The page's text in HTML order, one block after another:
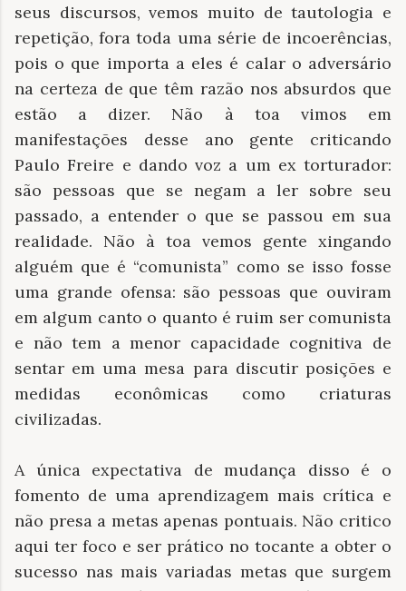
seus discursos, vemos muito de tautologia e
repetição, fora toda uma série de incoerências,
pois o que importa a eles é calar o adversário
na certeza de que têm razão nos absurdos que
estão a dizer. Não à toa vimos em
manifestações desse ano gente criticando
Paulo Freire e dando voz a um ex torturador:
são pessoas que se negam a ler sobre seu
passado, a entender o que se passou em sua
realidade. Não à toa vemos gente xingando
alguém que é “comunista” como se isso fosse
uma grande ofensa: são pessoas que ouviram
em algum canto o quanto é ruim ser comunista
e não tem a menor capacidade cognitiva de
sentar em uma mesa para discutir posições e
medidas econômicas como criaturas
civilizadas.
A única expectativa de mudança disso é o
fomento de uma aprendizagem mais crítica e
não presa a metas apenas pontuais. Não critico
aqui ter foco e ser prático no tocante a obter o
sucesso nas mais variadas metas que surgem